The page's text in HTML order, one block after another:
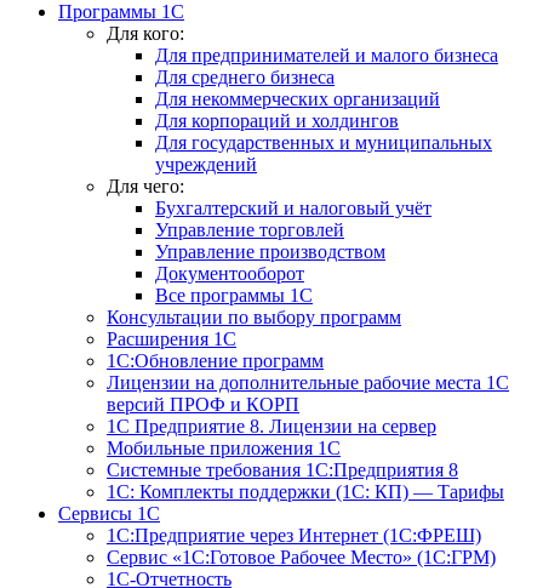
Программы 1С
Для кого:
Для предпринимателей и малого бизнеса
Для среднего бизнеса
Для некоммерческих организаций
Для корпораций и холдингов
Для государственных и муниципальных
учреждений
Для чего:
Бухгалтерский и налоговый учёт
Управление торговлей
Управление производством
Документооборот
Все программы 1С
Консультации по выбору программ
Расширения 1С
1С:Обновление программ
Лицензии на дополнительные рабочие места 1С
версий ПРОФ и КОРП
1С Предприятие 8. Лицензии на сервер
Мобильные приложения 1С
Системные требования 1С:Предприятия 8
1С: Комплекты поддержки (1С: КП) — Тарифы
Сервисы 1С
1С:Предприятие через Интернет (1С:ФРЕШ)
Сервис «1С:Готовое Рабочее Место» (1С:ГРМ)
1С-Отчетность